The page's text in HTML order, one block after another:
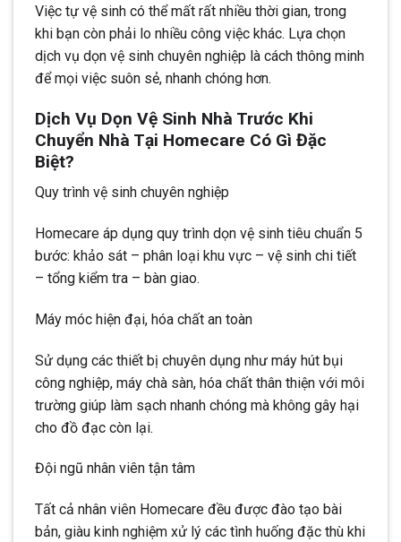
Việc tự vệ sinh có thể mất rất nhiều thời gian, trong
khi bạn còn phải lo nhiều công việc khác. Lựa chọn
dịch vụ dọn vệ sinh chuyên nghiệp là cách thông minh
để mọi việc suôn sẻ, nhanh chóng hơn.
Dịch Vụ Dọn Vệ Sinh Nhà Trước Khi
Chuyển Nhà Tại Homecare Có Gì Đặc
Biệt?
Quy trình vệ sinh chuyên nghiệp
Homecare áp dụng quy trình dọn vệ sinh tiêu chuẩn 5
bước: khảo sát – phân loại khu vực – vệ sinh chi tiết
– tổng kiểm tra – bàn giao.
Máy móc hiện đại, hóa chất an toàn
Sử dụng các thiết bị chuyên dụng như máy hút bụi
công nghiệp, máy chà sàn, hóa chất thân thiện với môi
trường giúp làm sạch nhanh chóng mà không gây hại
cho đồ đạc còn lại.
Đội ngũ nhân viên tận tâm
Tất cả nhân viên Homecare đều được đào tạo bài
bản, giàu kinh nghiệm xử lý các tình huống đặc thù khi